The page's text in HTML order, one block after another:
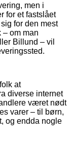
men i
for et fastslået
for den mest
– om man
Billund – vil
at
diverse internet
været nødt
varer – til børn,
og endda nogle